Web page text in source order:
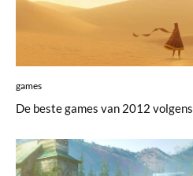
games
De beste games van 2012